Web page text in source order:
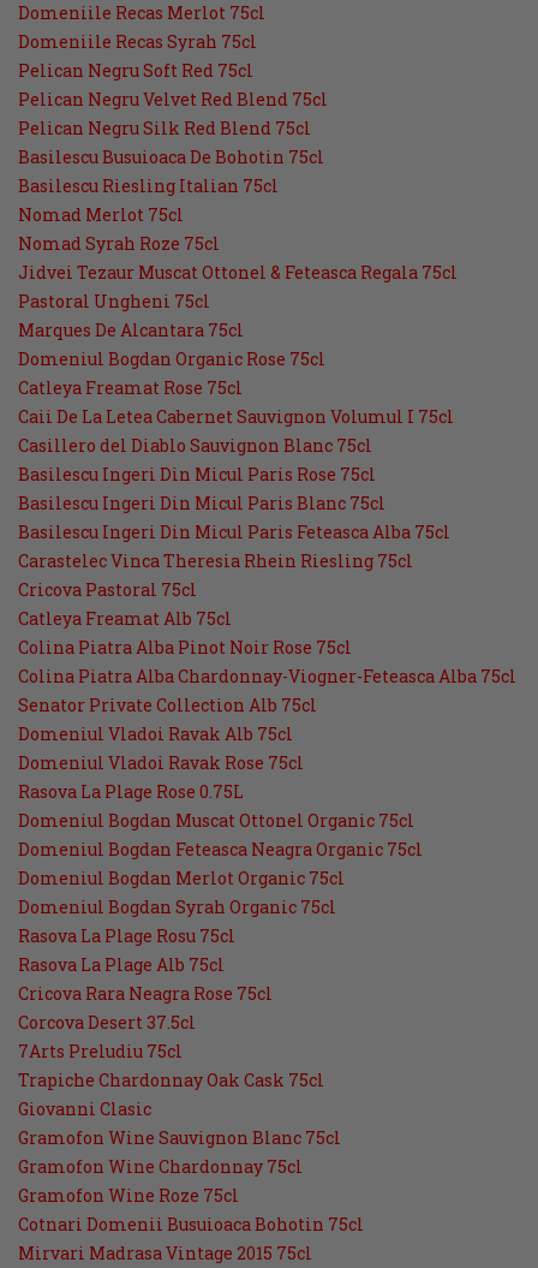
Domeniile Recas Merlot 75cl
Domeniile Recas Syrah 75cl
Pelican Negru Soft Red 75cl
Pelican Negru Velvet Red Blend 75cl
Pelican Negru Silk Red Blend 75cl
Basilescu Busuioaca De Bohotin 75cl
Basilescu Riesling Italian 75cl
Nomad Merlot 75cl
Nomad Syrah Roze 75cl
Jidvei Tezaur Muscat Ottonel & Feteasca Regala 75cl
Pastoral Ungheni 75cl
Marques De Alcantara 75cl
Domeniul Bogdan Organic Rose 75cl
Catleya Freamat Rose 75cl
Caii De La Letea Cabernet Sauvignon Volumul I 75cl
Casillero del Diablo Sauvignon Blanc 75cl
Basilescu Ingeri Din Micul Paris Rose 75cl
Basilescu Ingeri Din Micul Paris Blanc 75cl
Basilescu Ingeri Din Micul Paris Feteasca Alba 75cl
Carastelec Vinca Theresia Rhein Riesling 75cl
Cricova Pastoral 75cl
Catleya Freamat Alb 75cl
Colina Piatra Alba Pinot Noir Rose 75cl
Colina Piatra Alba Chardonnay-Viogner-Feteasca Alba 75cl
Senator Private Collection Alb 75cl
Domeniul Vladoi Ravak Alb 75cl
Domeniul Vladoi Ravak Rose 75cl
Rasova La Plage Rose 0.75L
Domeniul Bogdan Muscat Ottonel Organic 75cl
Domeniul Bogdan Feteasca Neagra Organic 75cl
Domeniul Bogdan Merlot Organic 75cl
Domeniul Bogdan Syrah Organic 75cl
Rasova La Plage Rosu 75cl
Rasova La Plage Alb 75cl
Cricova Rara Neagra Rose 75cl
Corcova Desert 37.5cl
7Arts Preludiu 75cl
Trapiche Chardonnay Oak Cask 75cl
Giovanni Clasic
Gramofon Wine Sauvignon Blanc 75cl
Gramofon Wine Chardonnay 75cl
Gramofon Wine Roze 75cl
Cotnari Domenii Busuioaca Bohotin 75cl
Mirvari Madrasa Vintage 2015 75cl